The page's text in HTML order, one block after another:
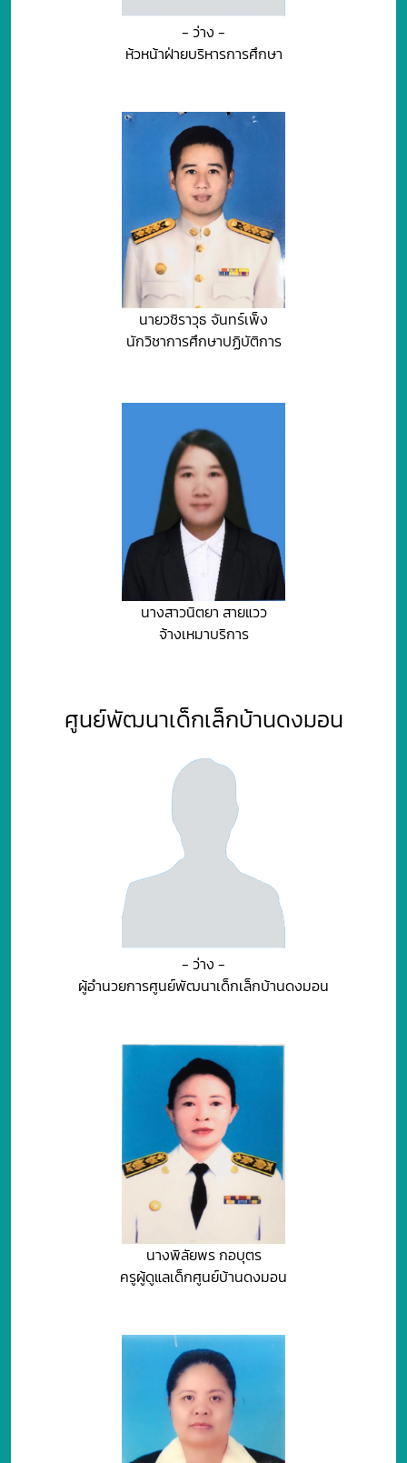
- ว่าง -
ห้วหน้าฝ่ายบริหารการศึกษา
นายวชิราวุธ จันทร์เพ็ง
นักวิชาการศึกษาปฏิบัติการ
นางสาวนิตยา สายแวว
จ้างเหมาบริการ
ศูนย์พัฒนาเด็กเล็กบ้านดงมอน
- ว่าง -
ผู้อำนวยการศูนย์พัฒนาเด็กเล็กบ้านดงมอน
นางพิลัยพร กอบุตร
ครูผู้ดูแลเด็กศูนย์บ้านดงมอน